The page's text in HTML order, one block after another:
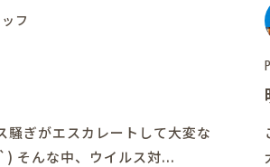
フ
騒ぎがエスカレートして大変な
そんな中、ウイルス対...